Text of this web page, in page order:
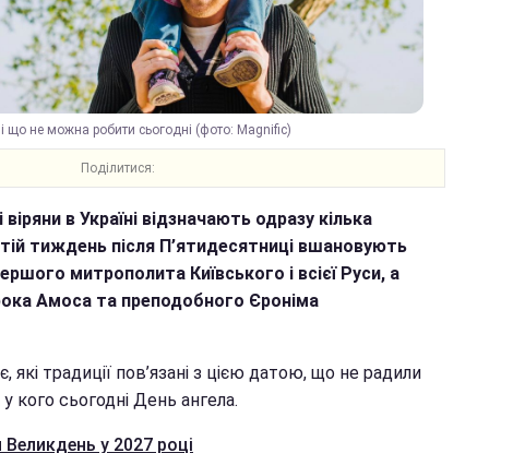
що не можна робити сьогодні (фото: Magnific)
Поділитися:
в Україні відзначають одразу кілька
тиждень після П’ятидесятниці вшановують
митрополита Київського і всієї Руси, а
Амоса та преподобного Єроніма
які традиції пов’язані з цією датою, що не радили
кого сьогодні День ангела.
Великдень у 2027 році